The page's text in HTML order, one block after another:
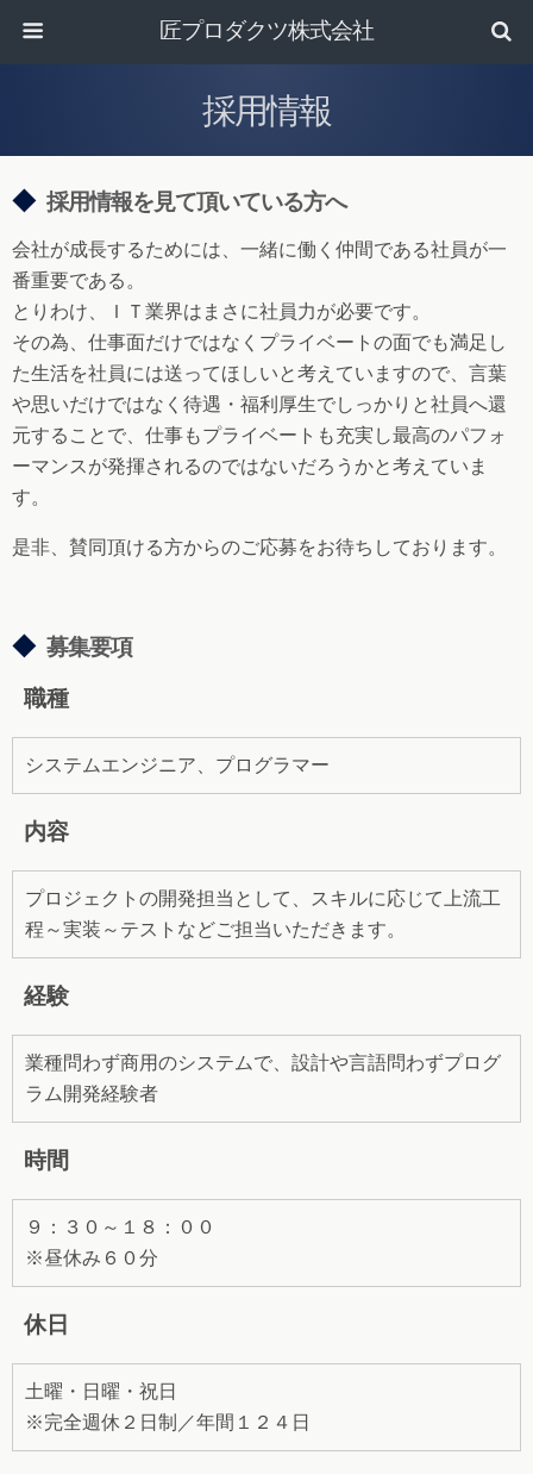
匠プロダクツ株式会社
採用情報
◆ 採用情報を見て頂いている方へ
会社が成長するためには、一緒に働く仲間である社員が一
番重要である。
とりわけ、ＩＴ業界はまさに社員力が必要です。
その為、仕事面だけではなくプライベートの面でも満足し
た生活を社員には送ってほしいと考えていますので、言葉
や思いだけではなく待遇・福利厚生でしっかりと社員へ還
元することで、仕事もプライベートも充実し最高のパフォ
ーマンスが発揮されるのではないだろうかと考えていま
す。
是非、賛同頂ける方からのご応募をお待ちしております。
◆ 募集要項
職種
システムエンジニア、プログラマー
内容
プロジェクトの開発担当として、スキルに応じて上流工
程～実装～テストなどご担当いただきます。
経験
業種問わず商用のシステムで、設計や言語問わずプログ
ラム開発経験者
時間
９：３０～１８：００
※昼休み６０分
休日
土曜・日曜・祝日
※完全週休２日制／年間１２４日